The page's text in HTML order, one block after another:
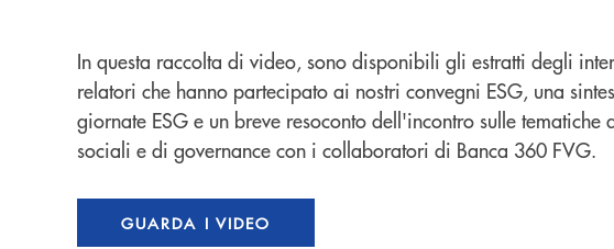
In questa raccolta di video, sono disponibili gli estratti degli
relatori che hanno partecipato ai nostri convegni ESG, una
giornate ESG e un breve resoconto dell'incontro sulle tematiche
sociali e di governance con i collaboratori di Banca 360 FVG.
GUARDA I VIDEO